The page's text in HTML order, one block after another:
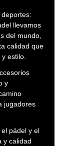
llevamos
del mundo,
calidad que
estilo.
y
jugadores
pádel y el
y calidad